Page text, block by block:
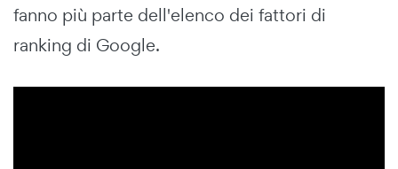
fanno più parte dell'elenco dei fattori di
ranking di Google.